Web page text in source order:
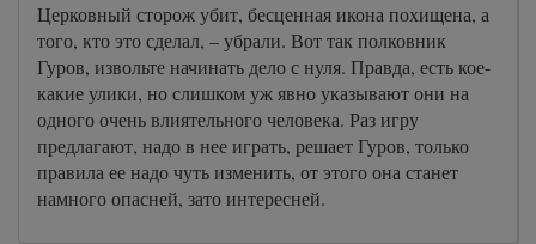
Церковный сторож убит, бесценная икона похищена, а
того, кто это сделал, – убрали. Вот так полковник
Гуров, извольте начинать дело с нуля. Правда, есть кое-
какие улики, но слишком уж явно указывают они на
одного очень влиятельного человека. Раз игру
предлагают, надо в нее играть, решает Гуров, только
правила ее надо чуть изменить, от этого она станет
намного опасней, зато интересней.